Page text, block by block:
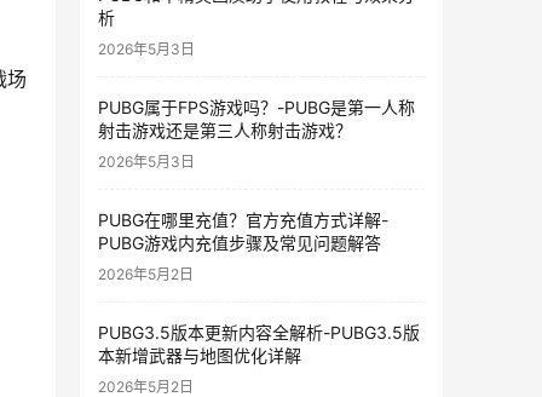
场
析
2026年5月3日
PUBG属于FPS游戏吗？-PUBG是第一人称
射击游戏还是第三人称射击游戏？
2026年5月3日
PUBG在哪里充值？官方充值方式详解-
PUBG游戏内充值步骤及常见问题解答
2026年5月2日
PUBG3.5版本更新内容全解析-PUBG3.5版
本新增武器与地图优化详解
2026年5月2日